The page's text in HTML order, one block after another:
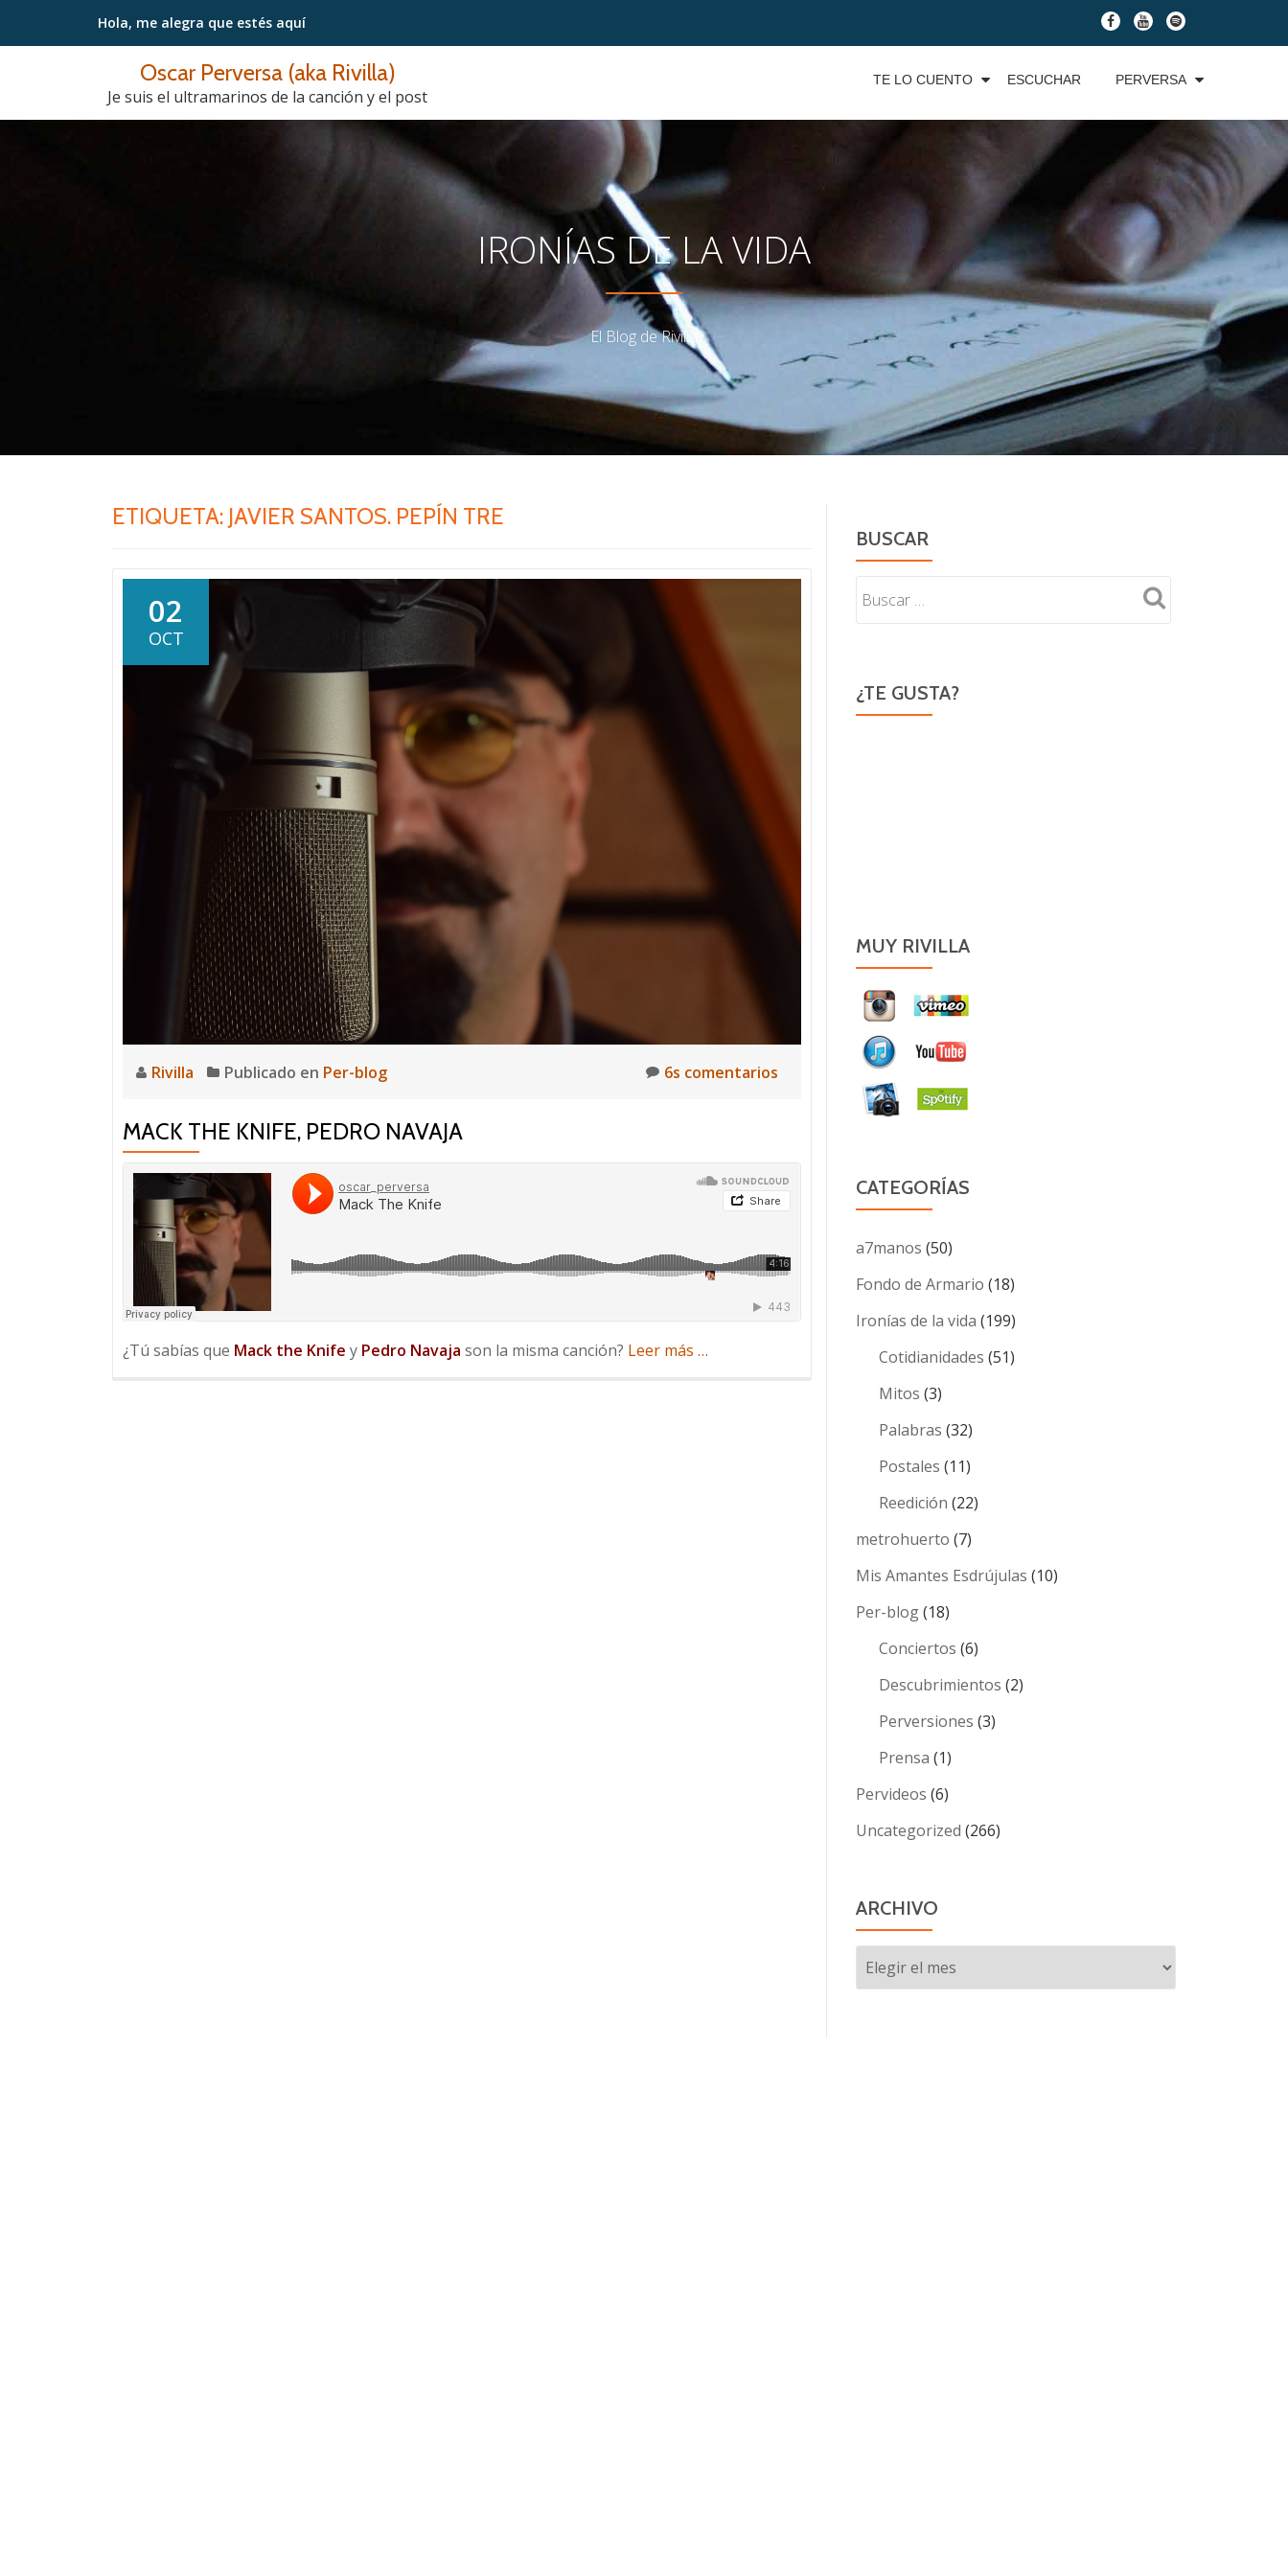
Saltar
Hola, me alegra que estés aquí
fa-
facebook
fa-
youtube
fa-
spotify
Oscar Perversa (aka Rivilla)
Je suis el ultramarinos de la canción y el post
TE LO CUENTO ESCUCHAR PERVERSA
IRONÍAS DE LA VIDA
El Blog de Rivilla
ETIQUETA: JAVIER SANTOS. PEPÍN TRE
02
OCT
Rivilla Publicado en Per-blog 6s comentarios
MACK THE KNIFE, PEDRO NAVAJA
¿Tú sabías que Mack the Knife y Pedro Navaja son la misma canción? Leer más acerca
…
BUSCAR
¿TE GUSTA?
MUY RIVILLA
CATEGORÍAS
a7manos (50)
Fondo de Armario (18)
Ironías de la vida (199)
Cotidianidades (51)
Mitos (3)
Palabras (32)
Postales (11)
Reedición (22)
metrohuerto (7)
Mis Amantes Esdrújulas (10)
Per-blog(18)
Conciertos (6)
Descubrimientos (2)
Perversiones (3)
Prensa (1)
Pervideos (6)
Uncategorized (266)
ARCHIVO
Archivo